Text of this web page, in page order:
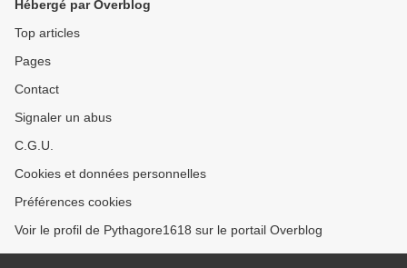
Hébergé par Overblog
Top articles
Pages
Contact
Signaler un abus
C.G.U.
Cookies et données personnelles
Préférences cookies
Voir le profil de Pythagore1618 sur le portail Overblog